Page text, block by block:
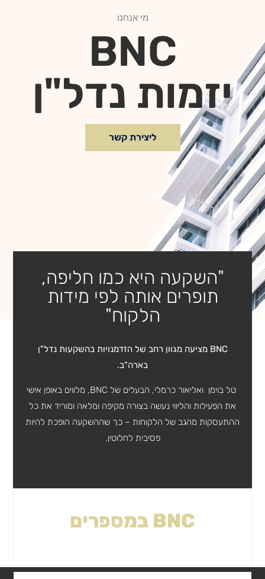
מי אנחנו
BNC
יזמות נדל"ן
ליצירת קשר
"השקעה היא כמו חליפה,
תופרים אותה לפי מידות
הלקוח"
BNC מציעה מגוון רחב של הזדמנויות בהשקעות נדל"ן
בארה"ב.
טל בוימן ואליאור כרמלי, הבעלים של BNC, מלווים באופן אישי
את הפעילות והליווי נעשה בצורה מקיפה ומלאה ומוריד את כל
ההתעסקות מהגב של הלקוחות – כך שההשקעה הופכת להיות
פסיבית לחלוטין.
BNC במספרים